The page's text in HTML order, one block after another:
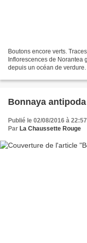
Boutons encore verts.
Inflorescences de Norantea
depuis un océan de
http://
Bonnaya antipoda
Publié le 02/08/2016 à 22:57
Par La Chaussette Rouge